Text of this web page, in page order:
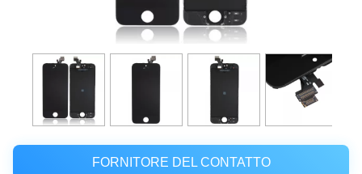
FORNITORE DEL CONTATTO